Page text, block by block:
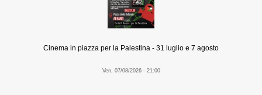
Cinema in piazza per la Palestina - 31 luglio e 7 agosto
Ven, 07/08/2026 - 21:00